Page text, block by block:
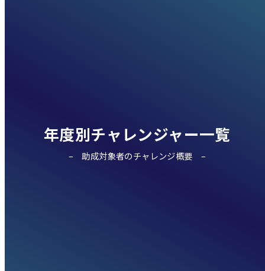
年度別チャレンジャー一覧
助成対象者のチャレンジ概要